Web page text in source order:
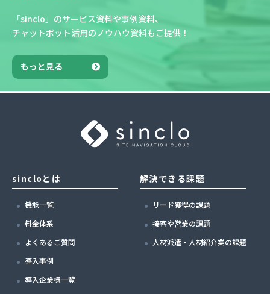
「sinclo」のサービス資料や事例資料、
チャットボット活用のノウハウ資料もご提供！
もっと見る
sincloとは
機能一覧
料金体系
よくあるご質問
導入事例
導入企業様一覧
解決できる課題
リード獲得の課題
接客や営業の課題
人材派遣・人材紹介業の課題